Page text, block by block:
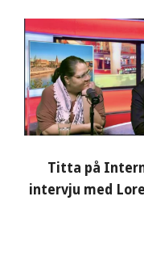
Titta på
intervju med